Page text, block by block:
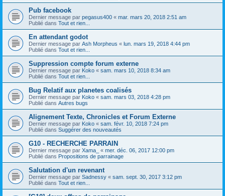
Pub facebook
Dernier message par pegasus400 « mar. mars 20, 2018 2:51 am
Publié dans Tout et rien...
En attendant godot
Dernier message par Ash Morpheus « lun. mars 19, 2018 4:44 pm
Publié dans Tout et rien...
Suppression compte forum externe
Dernier message par Koko « sam. mars 10, 2018 8:34 am
Publié dans Tout et rien...
Bug Relatif aux planetes coalisés
Dernier message par Koko « sam. mars 03, 2018 4:28 pm
Publié dans Autres bugs
Alignement Texte, Chronicles et Forum Externe
Dernier message par Koko « sam. févr. 10, 2018 7:24 pm
Publié dans Suggérer des nouveautés
G10 - RECHERCHE PARRAIN
Dernier message par Xama_ « mer. déc. 06, 2017 12:00 pm
Publié dans Propositions de parrainage
Salutation d'un revenant
Dernier message par Sadnessy « sam. sept. 30, 2017 3:12 pm
Publié dans Tout et rien...